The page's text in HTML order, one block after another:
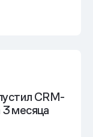
CRM-
3 месяца